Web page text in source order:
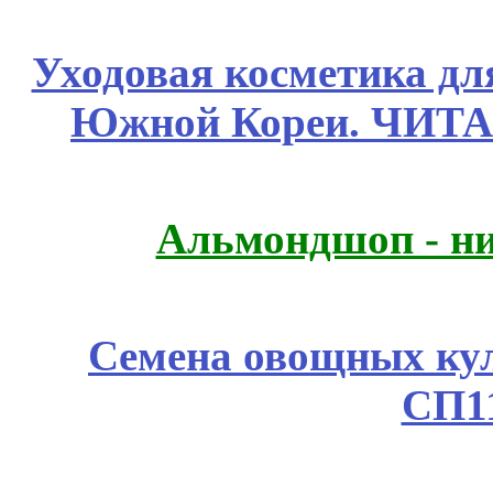
Уходовая косметика
Южной Кореи.
Альмондшоп -
Семена овощных